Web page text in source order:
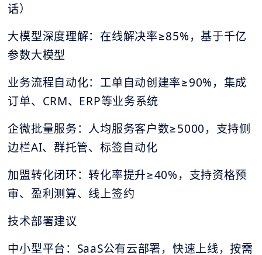
话）
大模型深度理解：在线解决率≥85%，基于千亿
参数大模型
业务流程自动化：工单自动创建率≥90%，集成
订单、CRM、ERP等业务系统
企微批量服务：人均服务客户数≥5000，支持侧
边栏AI、群托管、标签自动化
加盟转化闭环：转化率提升≥40%，支持资格预
审、盈利测算、线上签约
技术部署建议
中小型平台：SaaS公有云部署，快速上线，按需